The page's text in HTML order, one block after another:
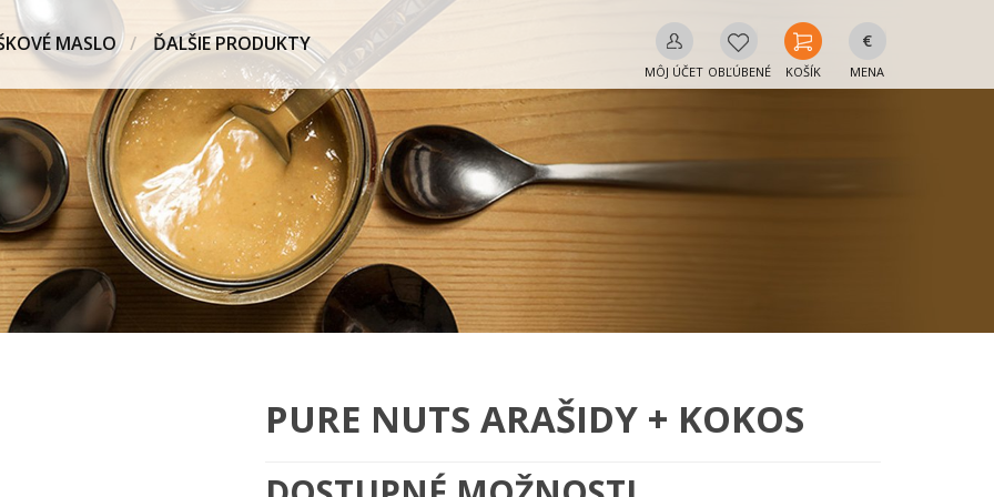
MASLO ĎALŠIE PRODUKTY
MÔJ ÚČET OBĽÚBENÉ KOŠÍK
€
MENA
PURE NUTS ARAŠIDY + KOKOS